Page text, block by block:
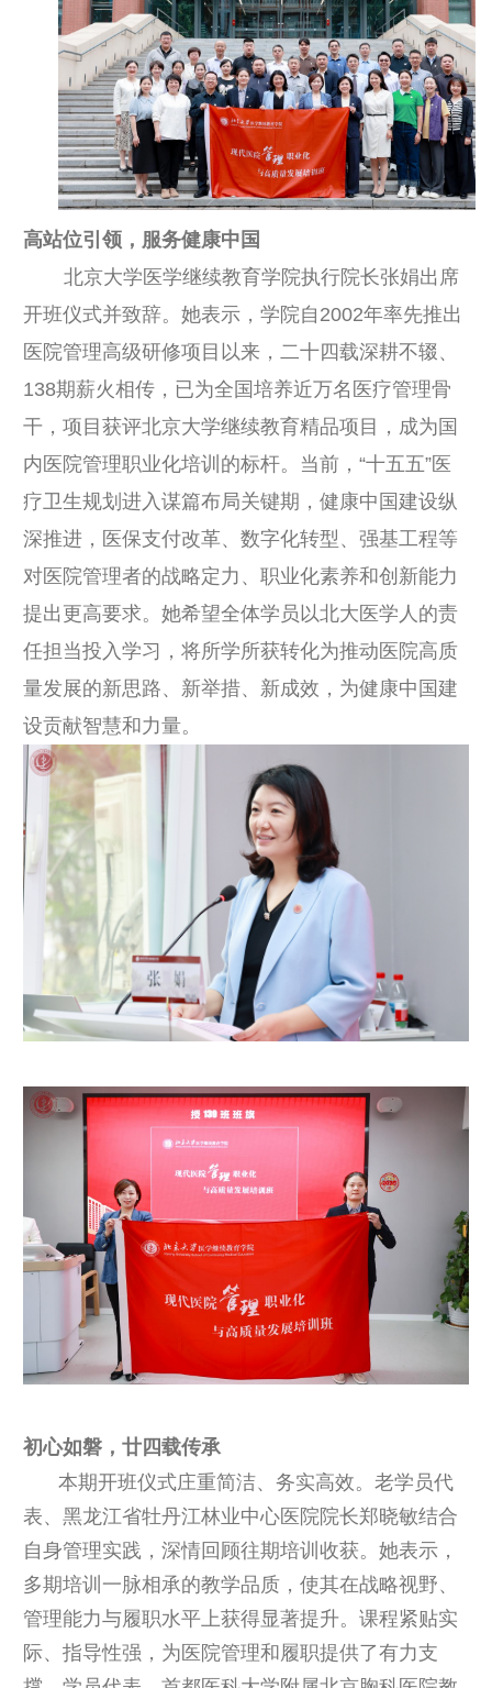
高站位引领，服务健康中国
北京大学医学继续教育学院执行院长张娟出席
开班仪式并致辞。她表示，学院自2002年率先推出
医院管理高级研修项目以来，二十四载深耕不辍、
138期薪火相传，已为全国培养近万名医疗管理骨
干，项目获评北京大学继续教育精品项目，成为国
内医院管理职业化培训的标杆。当前，“十五五”医
疗卫生规划进入谋篇布局关键期，健康中国建设纵
深推进，医保支付改革、数字化转型、强基工程等
对医院管理者的战略定力、职业化素养和创新能力
提出更高要求。她希望全体学员以北大医学人的责
任担当投入学习，将所学所获转化为推动医院高质
量发展的新思路、新举措、新成效，为健康中国建
设贡献智慧和力量。
初心如磐，廿四载传承
本期开班仪式庄重简洁、务实高效。老学员代
表、黑龙江省牡丹江林业中心医院院长郑晓敏结合
自身管理实践，深情回顾往期培训收获。她表示，
多期培训一脉相承的教学品质，使其在战略视野、
管理能力与履职水平上获得显著提升。课程紧贴实
际、指导性强，为医院管理和履职提供了有力支